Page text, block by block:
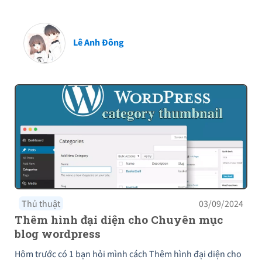
Lê Anh Đông
Thủ thuật 03/09/2024
Thêm hình đại diện cho Chuyên mục
blog wordpress
Hôm trước có 1 bạn hỏi mình cách Thêm hình đại diện cho